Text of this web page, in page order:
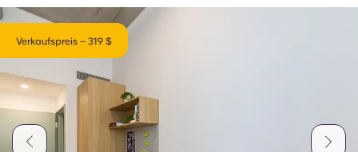
Über uns
Standorte
Mehr
English (GB)
English (US)
Chinese
Català
Verkaufspreis – 319 $